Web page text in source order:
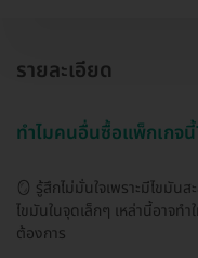
รายละเอียด
ทำไมคนอื่นซื้อแพ็กเกจนี้
🪞 รู้สึกไม่มั่นใจเพราะมีไขมัน
ไขมันในจุดเล็กๆ เหล่านี้อาจท
ต้องการ